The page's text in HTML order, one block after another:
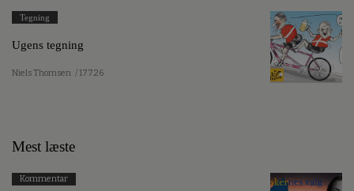
Tegning
Ugens tegning
Niels Thomsen / 17.7.26
Mest læste
Kommentar